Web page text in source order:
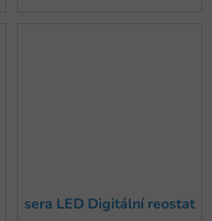
sera LED Digitální reostat